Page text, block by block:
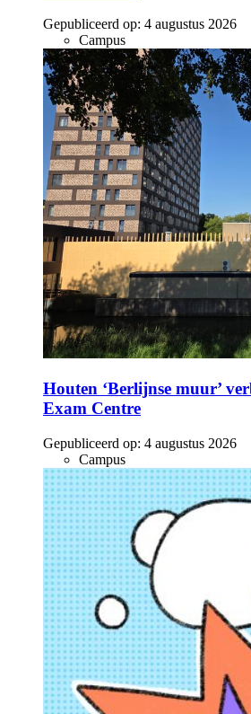
Gepubliceerd op: 4 augustus 2026
Campus
Houten ‘Berlijnse muur’
Exam Centre
Gepubliceerd op: 4 augustus 2026
Campus